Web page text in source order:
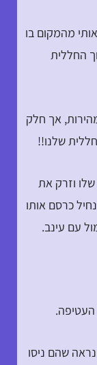
מהמקום בו
החללית
אך חלק
שלנו!!
וזרק את
כרסם אותו
עם עינב.
העטיפה.
שהם ניסו